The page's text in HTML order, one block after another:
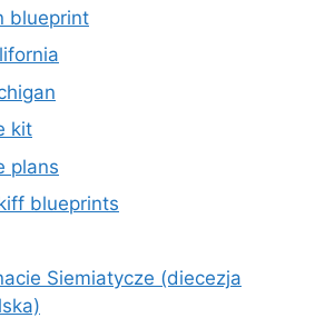
blueprint
kit
plans
blueprints
Siemiatycze (diecezja